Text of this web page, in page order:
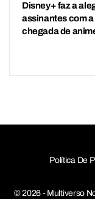
Disney+ faz a
assinantes com a
chegada de
Política De
© 2026 - Multiverso